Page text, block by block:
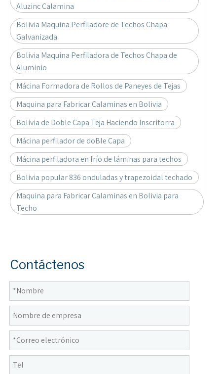
Aluzinc Calamina
Bolivia Maquina Perfiladore de Techos Chapa
Galvanizada
Bolivia Maquina Perfiladora de Techos Chapa de
Aluminio
Mácina Formadora de Rollos de Paneyes de Tejas
Maquina para Fabricar Calaminas en Bolivia
Bolivia de Doble Capa Teja Haciendo Inscritorra
Mácina perfilador de doBle Capa
Mácina perfiladora en frío de láminas para techos
Bolivia popular 836 onduladas y trapezoidal techado
Maquina para Fabricar Calaminas en Bolivia para
Techo
Contáctenos